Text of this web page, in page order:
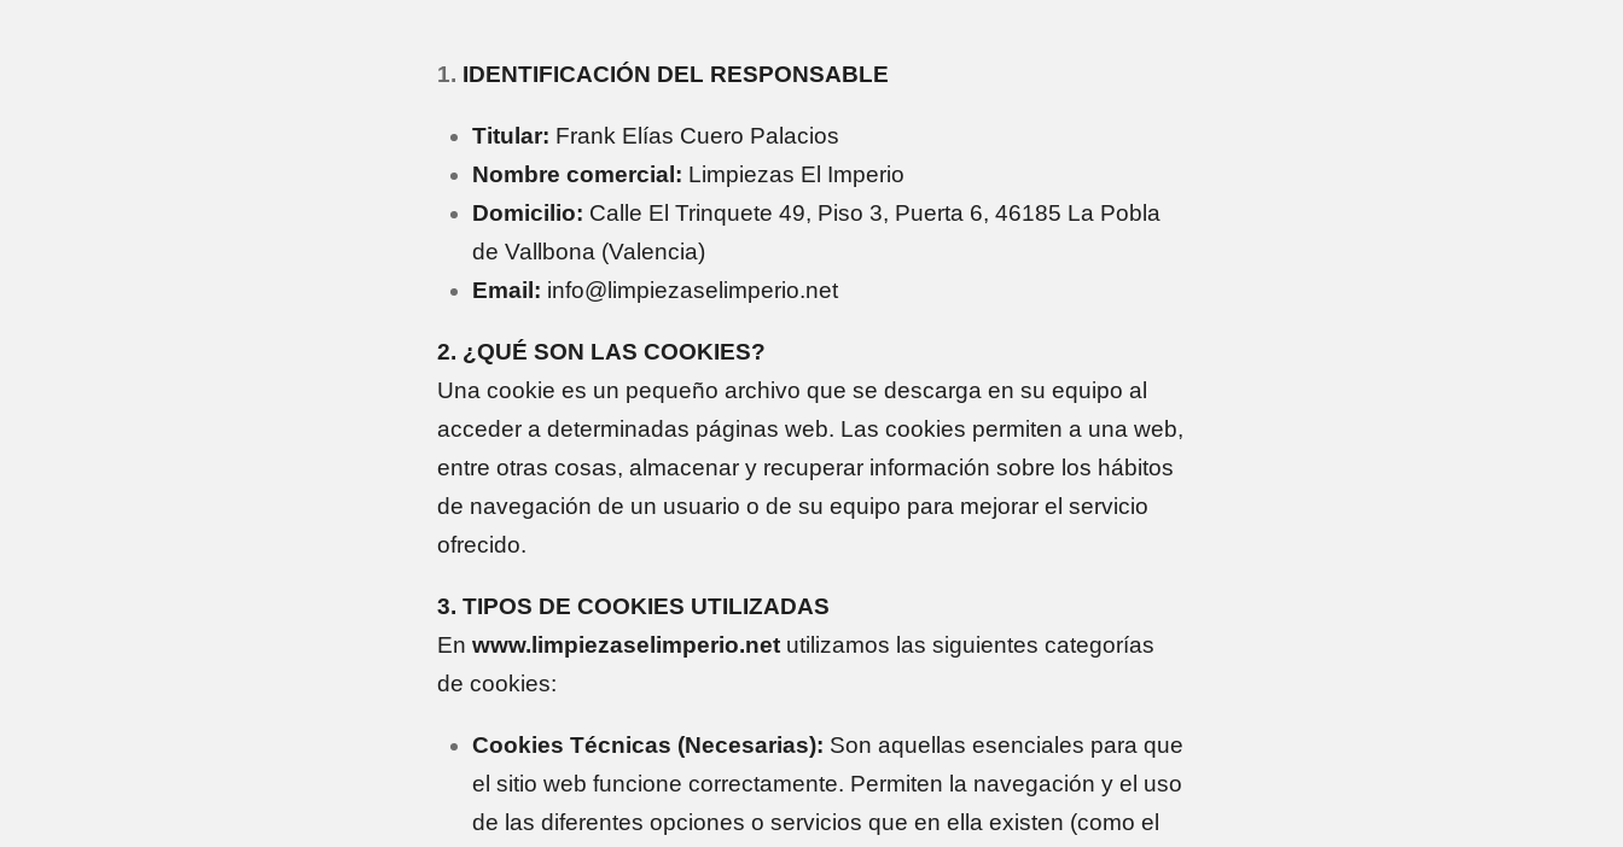
1. IDENTIFICACIÓN DEL RESPONSABLE
Titular: Frank Elías Cuero Palacios
Nombre comercial: Limpiezas El Imperio
Domicilio: Calle El Trinquete 49, Piso 3, Puerta 6, 46185 La Pobla
de Vallbona (Valencia)
Email: info@limpiezaselimperio.net
2. ¿QUÉ SON LAS COOKIES?
Una cookie es un pequeño archivo que se descarga en su equipo al
acceder a determinadas páginas web. Las cookies permiten a una web,
entre otras cosas, almacenar y recuperar información sobre los hábitos
de navegación de un usuario o de su equipo para mejorar el servicio
ofrecido.
3. TIPOS DE COOKIES UTILIZADAS
En www.limpiezaselimperio.net utilizamos las siguientes categorías
de cookies:
Cookies Técnicas (Necesarias): Son aquellas esenciales para que
el sitio web funcione correctamente. Permiten la navegación y el uso
de las diferentes opciones o servicios que en ella existen (como el